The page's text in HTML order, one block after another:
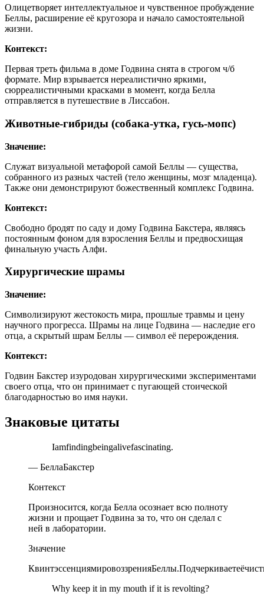
Олицетворяет интеллектуальное и чувственное пробуждение
Беллы, расширение её кругозора и начало самостоятельной
жизни.
Контекст:
Первая треть фильма в доме Годвина снята в строгом ч/б
формате. Мир взрывается нереалистично яркими,
сюрреалистичными красками в момент, когда Белла
отправляется в путешествие в Лиссабон.
Животные-гибриды (собака-утка, гусь-мопс)
Значение:
Служат визуальной метафорой самой Беллы — существа,
собранного из разных частей (тело женщины, мозг младенца).
Также они демонстрируют божественный комплекс Годвина.
Контекст:
Свободно бродят по саду и дому Годвина Бакстера, являясь
постоянным фоном для взросления Беллы и предвосхищая
финальную участь Алфи.
Хирургические шрамы
Значение:
Символизируют жестокость мира, прошлые травмы и цену
научного прогресса. Шрамы на лице Годвина — наследие его
отца, а скрытый шрам Беллы — символ её перерождения.
Контекст:
Годвин Бакстер изуродован хирургическими экспериментами
своего отца, что он принимает с пугающей стоической
благодарностью во имя науки.
Знаковые цитаты
Iamfindingbeingalivefascinating.
— БеллаБакстер
Контекст
Произносится, когда Белла осознает всю полноту
жизни и прощает Годвина за то, что он сделал с
ней в лаборатории.
Значение
Why keep it in my mouth if it is revolting?